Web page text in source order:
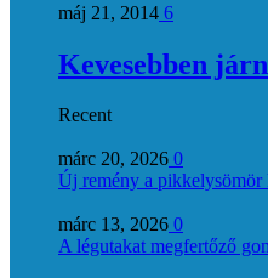
máj 21, 2014 6
Kevesebben
Recent
márc 20, 2026 0
Új remény a pikkelysömör
márc 13, 2026 0
A légutakat megfertőző